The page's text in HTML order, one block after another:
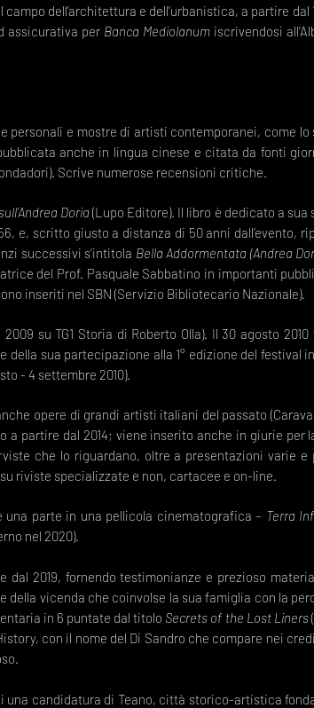
dell’architettura e dell’urbanistica, a partire dal
assicurativa per Banca Mediolanumiscrivendosi
e mostre di artisti contemporanei, come lo
anche in lingua cinese e citata da fonti
Scrive numerose recensioni critiche.
Doria (Lupo Editore). Il libro è dedicato a sua
e, scritto giusto a distanza di 50 anni dall’evento,
successivi s’intitola Bella Addormentata (Andrea
del Prof. Pasquale Sabbatino in importanti
inseriti nel SBN (Servizio Bibliotecario Nazionale).
su TG1 Storia di Roberto Olla). Il 30 agosto
sua partecipazione alla 1° edizione del festival
- 4 settembre 2010).
opere di grandi artisti italiani del passato
a partire dal 2014; viene inserito anche in giurie per
che lo riguardano, oltre a presentazioni varie e
riviste specializzate e non, cartacee e on-line.
parte in una pellicola cinematografica – Terra
nel 2020).
2019, fornendo testimonianze e prezioso
vicenda che coinvolse la sua famiglia con la
in 6 puntate dal titolo Secrets of the Lost Liners
con il nome del Di Sandro che compare nei
una candidatura di Teano, città storico-artistica